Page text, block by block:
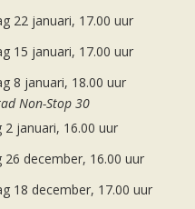
22 januari, 17.00 uur
15 januari, 17.00 uur
8 januari, 18.00 uur
Non-Stop 30
2 januari, 16.00 uur
26 december, 16.00 uur
18 december, 17.00 uur